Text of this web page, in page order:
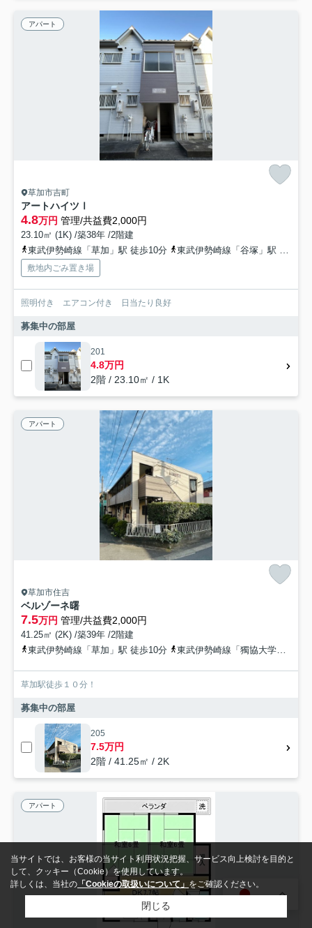
アパート
草加市吉町
アートハイツⅠ
4.8万円 管理/共益費2,000円
23.10㎡ (1K) /築38年 /2階建
東武伊勢崎線「草加」駅 徒歩10分
東武伊勢崎線「谷塚」駅 徒歩14分
敷地内ごみ置き場
照明付き エアコン付き 日当たり良好
募集中の部屋
201
4.8万円
2階 / 23.10㎡ / 1K
アパート
草加市住吉
ベルゾーネ曙
7.5万円 管理/共益費2,000円
41.25㎡ (2K) /築39年 /2階建
東武伊勢崎線「草加」駅 徒歩10分
東武伊勢崎線「獨協大学前」駅 徒歩25分
草加駅徒歩１０分！
募集中の部屋
205
7.5万円
2階 / 41.25㎡ / 2K
アパート
JA
当サイトでは、お客様の当サイト利用状況把握、サービス向上検討を目的と
して、クッキー（Cookie）を使用しています。
詳しくは、当社の 「Cookieの取扱いについて」 をご確認ください。
閉じる